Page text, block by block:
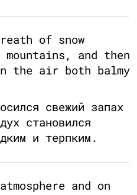
of snow
mountains, and then
the air both balmy
свежий запах
становился
и терпким.
and on